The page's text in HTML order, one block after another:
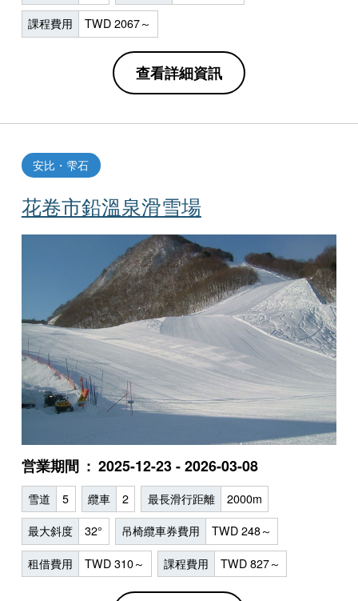
課程費用 TWD 2067～
查看詳細資訊
花卷市鉛溫泉滑雪場
安比・雫石
営業期間 2025-12-23 - 2026-03-08
雪道 5 纜車 2 最長滑行距離 2000m
最大斜度 32° 吊椅纜車券費用 TWD 248～
租借費用 TWD 310～ 課程費用 TWD 827～